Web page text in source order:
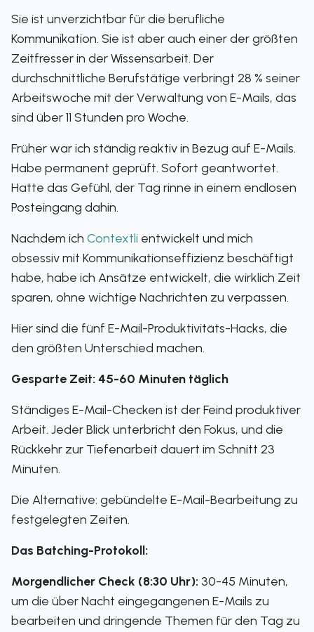
Sie ist unverzichtbar für die berufliche
Kommunikation. Sie ist aber auch einer der größten
Zeitfresser in der Wissensarbeit. Der
durchschnittliche Berufstätige verbringt 28 % seiner
Arbeitswoche mit der Verwaltung von E-Mails, das
sind über 11 Stunden pro Woche.
Früher war ich ständig reaktiv in Bezug auf E-Mails.
Habe permanent geprüft. Sofort geantwortet.
Hatte das Gefühl, der Tag rinne in einem endlosen
Posteingang dahin.
Nachdem ich Contextli entwickelt und mich
obsessiv mit Kommunikationseffizienz beschäftigt
habe, habe ich Ansätze entwickelt, die wirklich Zeit
sparen, ohne wichtige Nachrichten zu verpassen.
Hier sind die fünf E-Mail-Produktivitäts-Hacks, die
den größten Unterschied machen.
Gesparte Zeit: 45-60 Minuten täglich
Ständiges E-Mail-Checken ist der Feind produktiver
Arbeit. Jeder Blick unterbricht den Fokus, und die
Rückkehr zur Tiefenarbeit dauert im Schnitt 23
Minuten.
Die Alternative: gebündelte E-Mail-Bearbeitung zu
festgelegten Zeiten.
Das Batching-Protokoll:
Morgendlicher Check (8:30 Uhr): 30-45 Minuten,
um die über Nacht eingegangenen E-Mails zu
bearbeiten und dringende Themen für den Tag zu